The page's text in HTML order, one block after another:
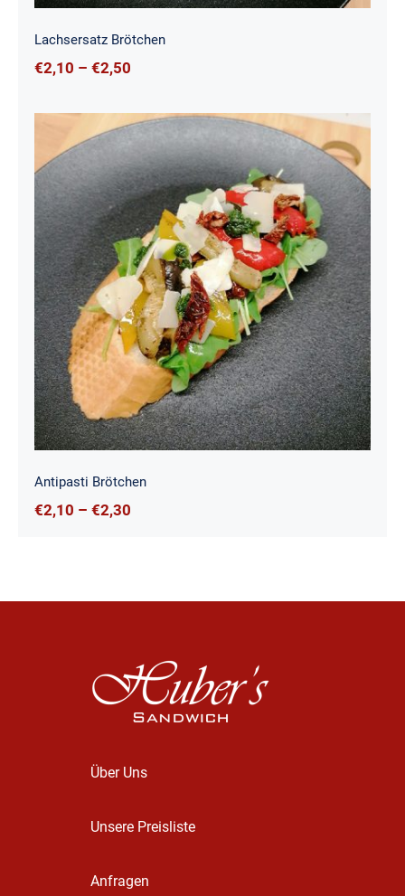
Lachsersatz Brötchen
€2,10 – €2,50
Antipasti Brötchen
Antipasti Brötchen
€2,10 – €2,30
Über Uns
Unsere Preisliste
Anfragen